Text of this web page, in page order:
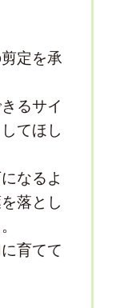
定を承
るサイ
てほし
なるよ
落とし
育てて